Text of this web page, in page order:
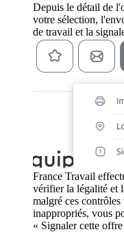
Depuis le détail de
votre sélection,
de travail et la
France Travail
vérifier la légalité et
malgré ces contrôles
inappropriés, vous
« Signaler cette